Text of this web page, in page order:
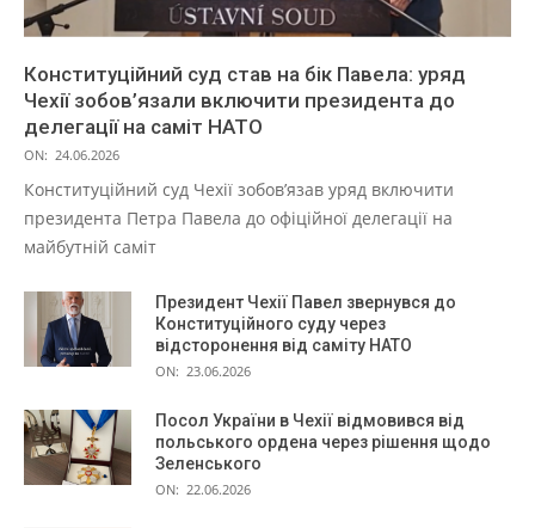
Конституційний суд став на бік Павела: уряд
Чехії зобов’язали включити президента до
делегації на саміт НАТО
ON: 24.06.2026
Конституційний суд Чехії зобов’язав уряд включити
президента Петра Павела до офіційної делегації на
майбутній саміт
Президент Чехії Павел звернувся до
Конституційного суду через
відсторонення від саміту НАТО
ON: 23.06.2026
Посол України в Чехії відмовився від
польського ордена через рішення щодо
Зеленського
ON: 22.06.2026